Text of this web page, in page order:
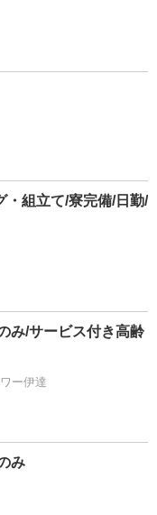
・組立て/寮完備/日勤/
み/サービス付き高齢
ー伊達
み